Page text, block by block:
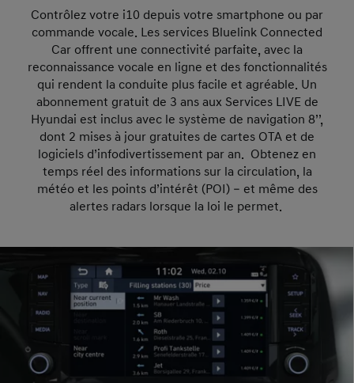
Contrôlez votre i10 depuis votre smartphone ou par
commande vocale. Les services Bluelink Connected
Car offrent une connectivité parfaite, avec la
reconnaissance vocale en ligne et des fonctionnalités
qui rendent la conduite plus facile et agréable. Un
abonnement gratuit de 3 ans aux Services LIVE de
Hyundai est inclus avec le système de navigation 8’’,
dont 2 mises à jour gratuites de cartes OTA et de
logiciels d’infodivertissement par an. Obtenez en
temps réel des informations sur la circulation, la
météo et les points d’intérêt (POI) – et même des
alertes radars lorsque la loi le permet.